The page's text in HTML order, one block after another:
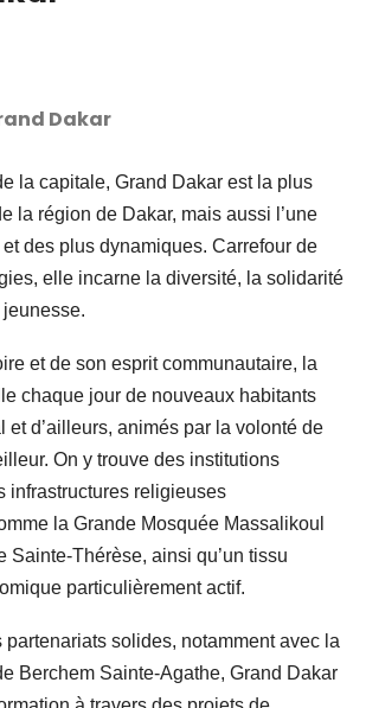
Dakar
la capitale, Grand Dakar est la plus
la région de Dakar, mais aussi l’une
des plus dynamiques. Carrefour de
elle incarne la diversité, la solidarité
et de son esprit communautaire, la
chaque jour de nouveaux habitants
et d’ailleurs, animés par la volonté de
On y trouve des institutions
infrastructures religieuses
la Grande Mosquée Massalikoul
Sainte-Thérèse, ainsi qu’un tissu
particulièrement actif.
partenariats solides, notamment avec la
Berchem Sainte-Agathe, Grand Dakar